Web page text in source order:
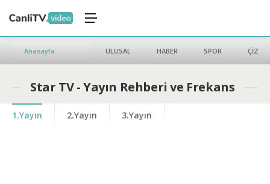
Anasayfa ULUSAL HABER SPOR ÇİZGİ
Star TV - Yayın Rehberi ve Frekans
1.Yayın 2.Yayın 3.Yayın